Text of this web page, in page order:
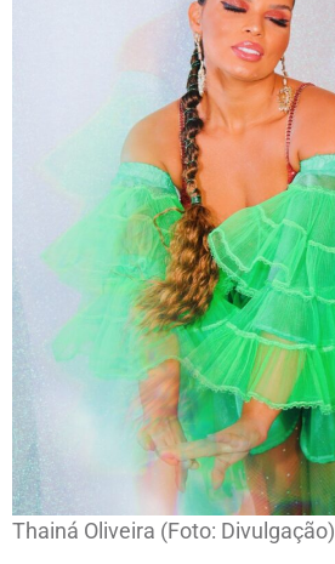
Thainá Oliveira (Foto: Divulgação)